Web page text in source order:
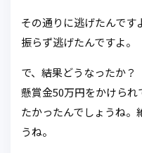
その通りに逃げたんです
振らず逃げたんですよ。
で、結果どうなったか？
懸賞金50万円をかけら
たかったんでしょうね。
うね。